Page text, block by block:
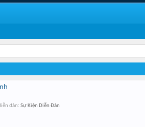
đàn: Sự Kiện Diễn Đàn